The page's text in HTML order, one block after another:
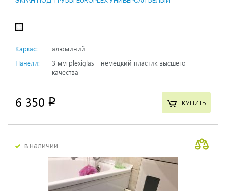
Каркас:
алюминий
Панели:
3 мм plexiglas - немецкий пластик высшего
качества
6 350 p КУПИТЬ
в наличии